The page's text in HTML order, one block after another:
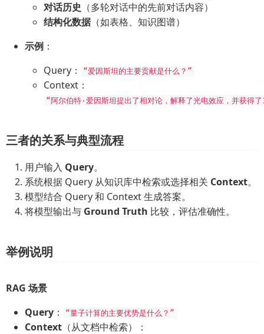
对话历史 （多轮对话中的先前对话内容）
结构化数据（如表格、知识图谱）
示例 ：
Query：
“爱因斯坦的主要贡献是什么？”
Context：
“阿尔伯特·爱因斯坦提出了相对论，解释了光电效应，并获得
三者的关系与典型流程
用户输入 Query。
系统根据 Query 从知识库中检索或选择相关 Context。
模型结合 Query 和 Context 生成答案。
将模型输出与 Ground Truth 比较，评估准确性。
举例说明
RAG 场景
Query ： “量子计算的主要优势是什么？”
Context （从文档中检索）：